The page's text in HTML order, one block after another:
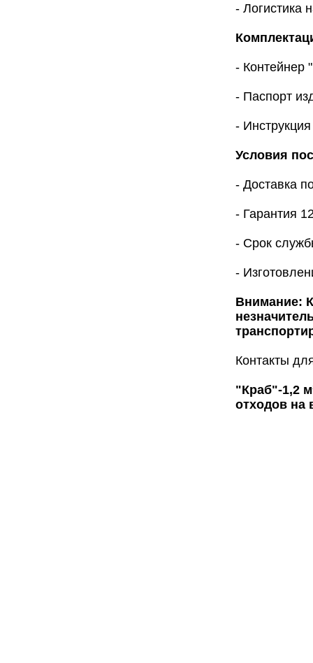
- Логистика
- Контейнер
- Паспорт
-
Условия
- Доставка
- Гарантия
- Срок
-
Внимание:
Контакты
"Краб"-1,2
отходов на